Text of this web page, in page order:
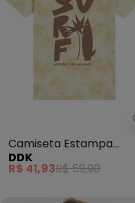
Camiseta Estampa
(Bege)
DDK
R$ 41,93R$ 59,90